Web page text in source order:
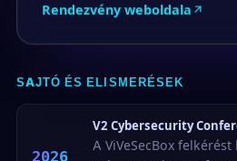
Rendezvény weboldala
SAJTÓ ÉS ELISMERÉSEK
2026
V2 Cybersecurity
A ViVeSecBox felkérést